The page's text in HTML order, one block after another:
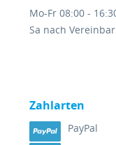
Mo-Fr 08:00 -
Sa nach
Zahlarten
PayPal